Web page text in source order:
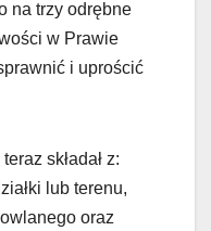
na trzy odrębne
w Prawie
i uprościć
składał z:
lub terenu,
oraz